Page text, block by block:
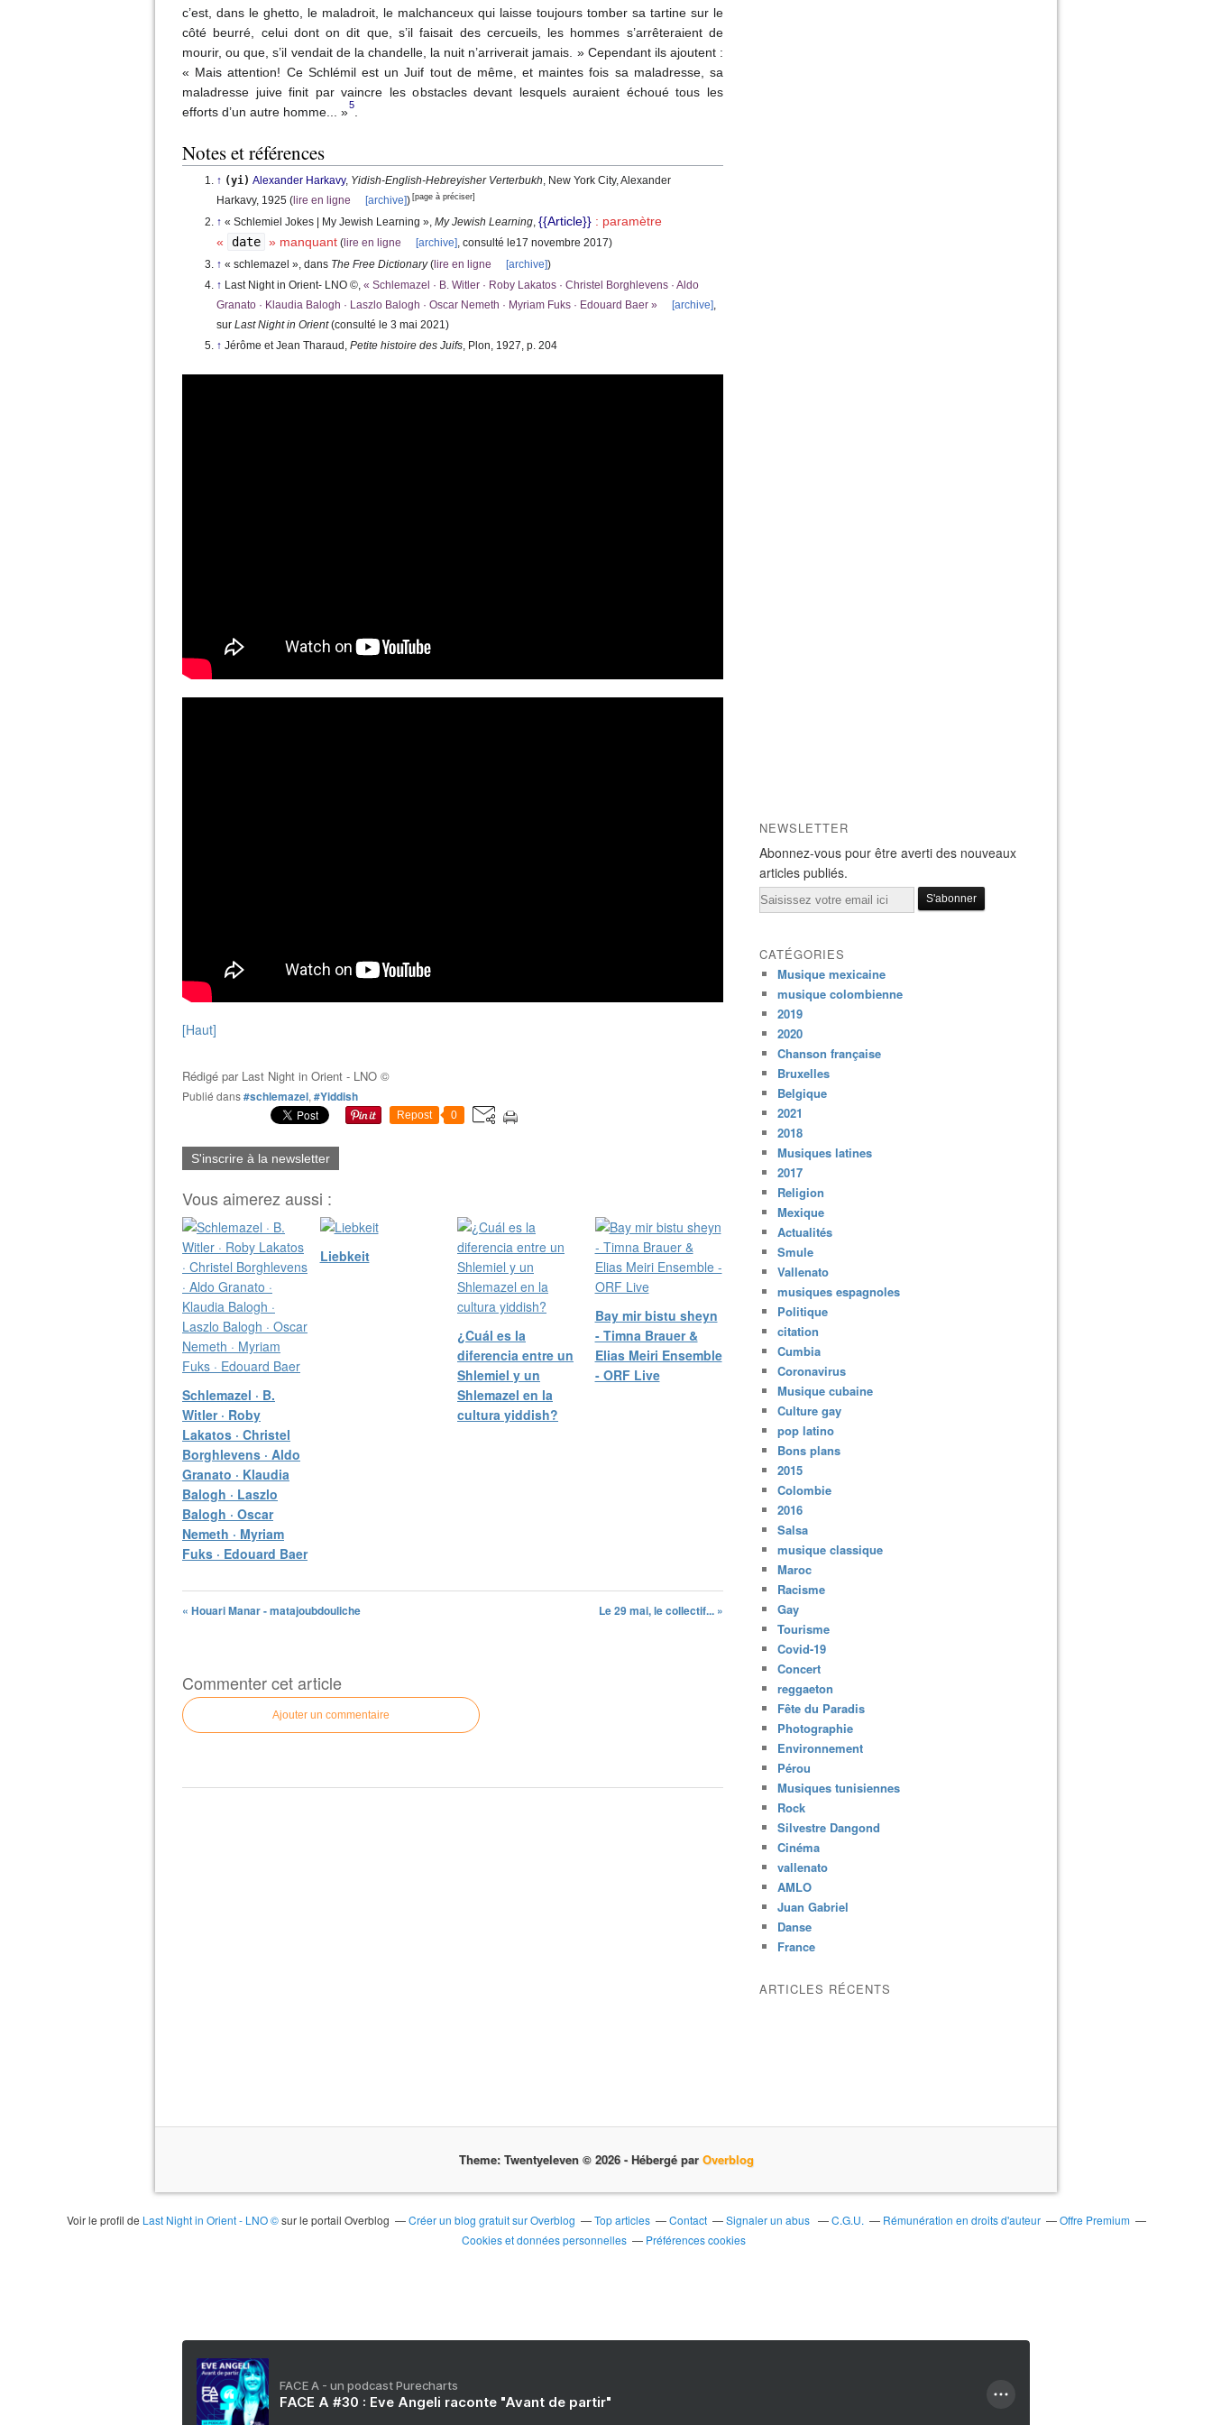
c’est, dans le ghetto, le maladroit, le malchanceux qui laisse toujours tomber sa tartine sur le
côté beurré, celui dont on dit que, s’il faisait des cercueils, les hommes s’arrêteraient de
mourir, ou que, s’il vendait de la chandelle, la nuit n’arriverait jamais. » Cependant ils ajoutent :
« Mais attention! Ce Schlémil est un Juif tout de même, et maintes fois sa maladresse, sa
maladresse juive finit par vaincre les obstacles devant lesquels auraient échoué tous les
efforts d’un autre homme... »5
Notes et références
↑ (yi) Alexander Harkavy, Yidish-English-Hebreyisher Verterbukh, New York City, Alexander
Harkavy, 1925 ( lire en ligne [archive]) [page à préciser]
↑ «Schlemiel Jokes | My Jewish Learning », My Jewish Learning, {{Article}} : paramètre
«
date » manquant ( lire en ligne [archive], consulté le17 novembre 2017)
↑ « schlemazel » , dans The Free Dictionary (lire en ligne [archive])
↑ Last Night in Orient- LNO ©, «Schlemazel · B. Witler · Roby Lakatos · Christel Borghlevens · Aldo
Granato · Klaudia Balogh · Laszlo Balogh · Oscar Nemeth · Myriam Fuks · Edouard Baer » [archive],
sur Last Night in Orient (consulté le 3 mai 2021)
↑ Jérôme et Jean Tharaud, Petite histoire des Juifs, Plon, 1927, p. 204
[Haut]
Rédigé par Last Night in Orient - LNO ©
Publié dans#schlemazel, #Yiddish
Repost 0
S'inscrire à la newsletter
Vous aimerez aussi :
Schlemazel · B.
Witler · Roby
Lakatos · Christel
Borghlevens · Aldo
Granato · Klaudia
Balogh · Laszlo
Balogh · Oscar
Nemeth · Myriam
Fuks · Edouard Baer
Liebkeit
¿Cuál es la
diferencia entre un
Shlemiel y un
Shlemazel en la
cultura yiddish?
Bay mir bistu sheyn
- Timna Brauer &
Elias Meiri Ensemble
- ORF Live
« Houari Manar - matajoubdouliche Le 29 mai, le collectif... »
Commenter cet article
Ajouter un commentaire
NEWSLETTER
Abonnez-vous pour être averti des nouveaux
articles publiés.
Email
CATÉGORIES
Musique mexicaine
musique colombienne
2019
2020
Chanson française
Bruxelles
Belgique
2021
2018
Musiques latines
2017
Religion
Mexique
Actualités
Smule
Vallenato
musiques espagnoles
Politique
citation
Cumbia
Coronavirus
Musique cubaine
Culture gay
pop latino
Bons plans
2015
Colombie
2016
Salsa
musique classique
Maroc
Racisme
Gay
Tourisme
Covid-19
Concert
reggaeton
Fête du Paradis
Photographie
Environnement
Pérou
Musiques tunisiennes
Rock
Silvestre Dangond
Cinéma
vallenato
AMLO
Juan Gabriel
Danse
France
ARTICLES RÉCENTS
Theme: Twentyeleven © 2026 - Hébergé par Overblog
Voir le profil de Last Night in Orient - LNO ©sur le portail Overblog Créer un blog gratuit sur Overblog Top articles Contact Signaler un abus C.G.U. Rémunération en droits d'auteur
Offre Premium
Cookies et données personnelles
Préférences cookies
FACE A - un podcast Purecharts
FACE A #30 : Eve Angeli raconte "Avant de partir"